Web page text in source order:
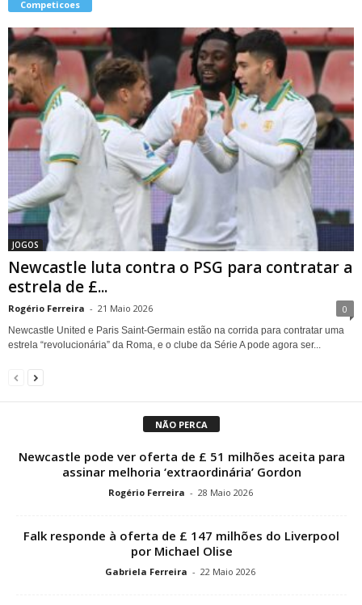
Competicoes
JOGOS
Newcastle luta contra o PSG para contratar a
estrela de £...
Rogério Ferreira - 21 Maio 2026 0
Newcastle United e Paris Saint-Germain estão na corrida para contratar uma
estrela “revolucionária” da Roma, e o clube da Série A pode agora ser...
NÃO PERCA
Newcastle pode ver oferta de £ 51 milhões aceita para
assinar melhoria ‘extraordinária’ Gordon
Rogério Ferreira - 28 Maio 2026
Falk responde à oferta de £ 147 milhões do Liverpool
por Michael Olise
Gabriela Ferreira - 22 Maio 2026